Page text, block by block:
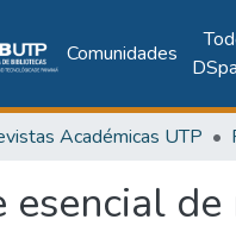
Comunidades
Académicas UTP